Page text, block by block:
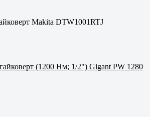
Makita DTW1001RTJ